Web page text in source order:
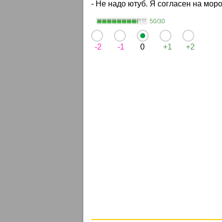
- Не надо ютуб. Я согласен на
50/30
-2 -1 0 +1 +2